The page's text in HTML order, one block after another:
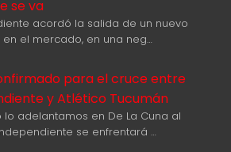
se va
acordó la salida de un nuevo
en el mercado, en una neg…
para el cruce entre
y Atlético Tucumán
lo adelantamos en De La Cuna al
se enfrentará …